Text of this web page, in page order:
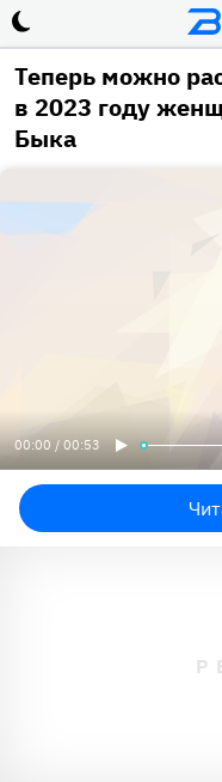
Теперь можно
в 2023 году
Быка
00:00 / 00:53